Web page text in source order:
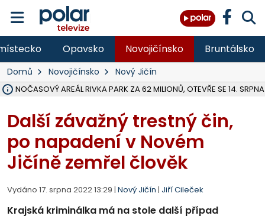
Opavsko Novojičínsko Bruntálsko
Domů Novojičínsko Nový Jičín
AREÁL RIVKA PARK ZA 62 MILIONŮ, OTEVŘE SE 14. SRPNA
Další závažný trestný čin,
po napadení v Novém
Jičíně zemřel člověk
Vydáno 17. srpna 2022 13:29 | Nový Jičín | Jiří Cileček
Krajská kriminálka má na stole další případ